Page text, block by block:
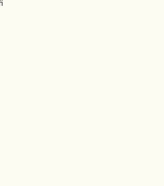
helsepå vei opp. Det er mye å